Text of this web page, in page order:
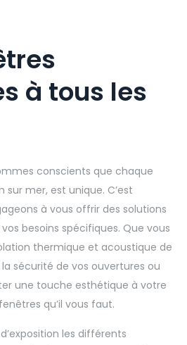
à tous les
conscients que chaque
mer, est unique. C’est
à vous offrir des solutions
besoins spécifiques. Que vous
thermique et acoustique de
sécurité de vos ouvertures ou
une touche esthétique à votre
qu’il vous faut.
les différents